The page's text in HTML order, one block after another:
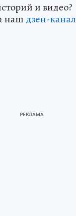
и видео?
наш дзен-канал